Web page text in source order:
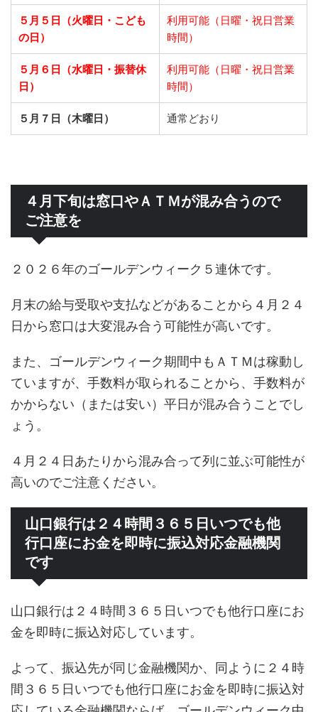
５月５日（火曜日・こども
の日）
利用可能（日曜・祝日営業
時間）
５月６日（水曜日・振替休
日）
利用可能（日曜・祝日営業
時間）
５月７日（木曜日） 通常どおり
４月下旬は窓口やＡＴＭが混み合うので
ご注意を
２０２６年のゴールデンウィーク５連休です。
月末の給与受取や支払などがあることから４月２４
日から窓口は大変混み合う可能性が高いです。
また、ゴールデンウィーク期間中もＡＴＭは稼動し
ていますが、手数料が取られることから、手数料が
かからない（または安い）平日が混み合うことでし
ょう。
４月２４日あたりから混み合って列に並ぶ可能性が
高いのでご注意ください。
山口銀行は２４時間３６５日いつでも他
行口座にお金を即時に振込対応金融機関
です
山口銀行は２４時間３６５日いつでも他行口座にお
金を即時に振込対応しています。
よって、振込先が同じ金融機関か、同ように２４時
間３６５日いつでも他行口座にお金を即時に振込対